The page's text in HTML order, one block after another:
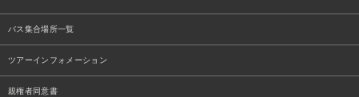
バス集合場所一覧
ツアーインフォメーション
親権者同意書